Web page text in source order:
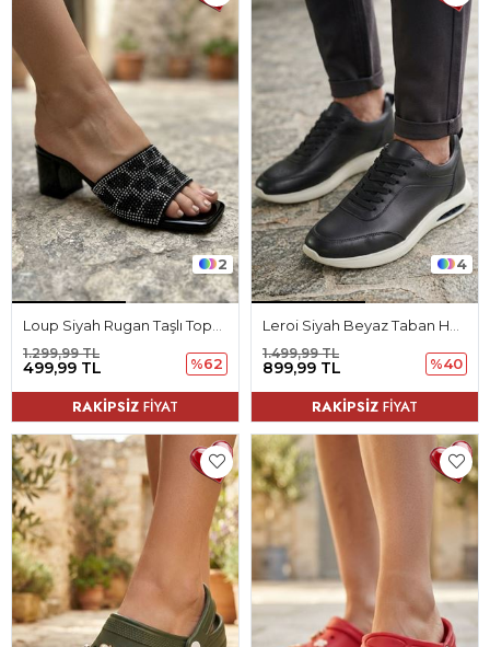
2
499,99 TL
1.299,99 TL
%62
RAKİPSİZ FİYAT
4
899,99 TL
1.499,99 TL
%40
RAKİPSİZ FİYAT